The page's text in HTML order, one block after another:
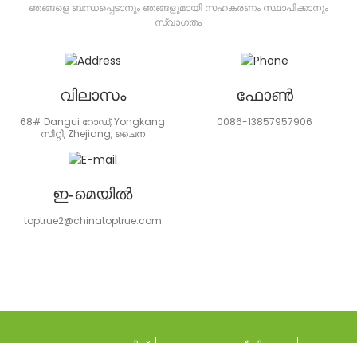
ഞങ്ങളെ ബന്ധപ്പെടാനും ഞങ്ങളുമായി സഹകരണം സ്ഥാപിക്കാനും
സ്വാഗതം
വിലാസം
68# Dangui റോഡ്, Yongkang
സിറ്റി, Zhejiang, ചൈന
ഫോൺ
0086-13857957906
ഇ-മെയിൽ
toptrue2@chinatoptrue.com